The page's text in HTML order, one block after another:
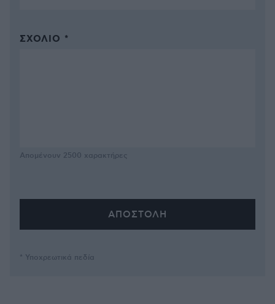
ΣΧΌΛΙΟ *
Απομένουν 2500 χαρακτήρες
* Υποχρεωτικά πεδία